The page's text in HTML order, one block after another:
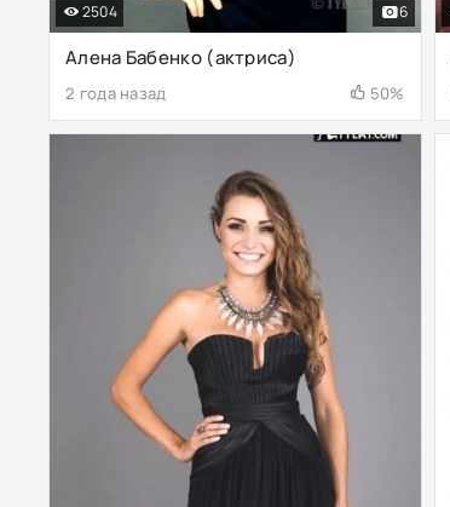
Алена Бабенко (актриса)
2 года назад 50%
2504 6